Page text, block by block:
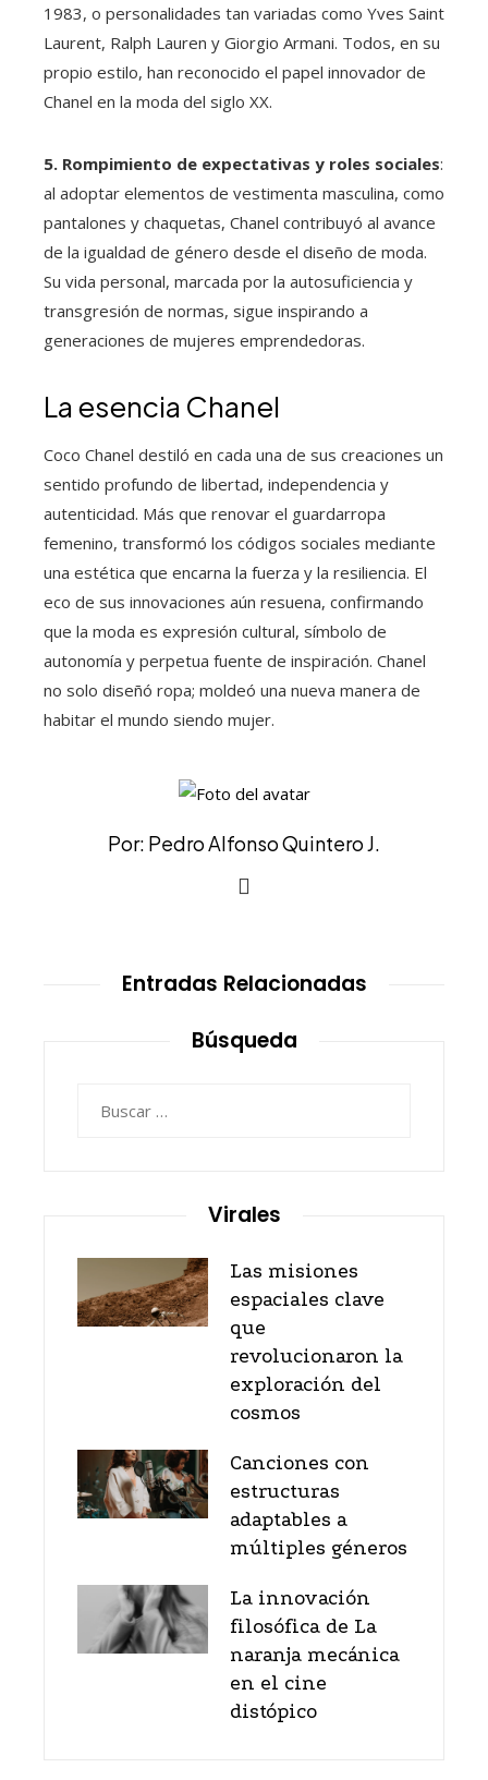
1983, o personalidades tan variadas como Yves Saint
Laurent, Ralph Lauren y Giorgio Armani. Todos, en su
propio estilo, han reconocido el papel innovador de
Chanel en la moda del siglo XX.
5. Rompimiento de expectativas y roles sociales:
al adoptar elementos de vestimenta masculina, como
pantalones y chaquetas, Chanel contribuyó al avance
de la igualdad de género desde el diseño de moda.
Su vida personal, marcada por la autosuficiencia y
transgresión de normas, sigue inspirando a
generaciones de mujeres emprendedoras.
La esencia Chanel
Coco Chanel destiló en cada una de sus creaciones un
sentido profundo de libertad, independencia y
autenticidad. Más que renovar el guardarropa
femenino, transformó los códigos sociales mediante
una estética que encarna la fuerza y la resiliencia. El
eco de sus innovaciones aún resuena, confirmando
que la moda es expresión cultural, símbolo de
autonomía y perpetua fuente de inspiración. Chanel
no solo diseñó ropa; moldeó una nueva manera de
habitar el mundo siendo mujer.
Por: Pedro Alfonso Quintero J.
Entradas Relacionadas
Búsqueda
Virales
Las misiones
espaciales clave
que
revolucionaron la
exploración del
cosmos
Canciones con
estructuras
adaptables a
múltiples géneros
La innovación
filosófica de La
naranja mecánica
en el cine
distópico